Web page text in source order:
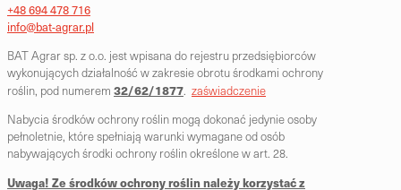
+48 694 478 716
info@bat-agrar.pl
BAT Agrar sp. z o.o. jest wpisana do rejestru przedsiębiorców
wykonujących działalność w zakresie obrotu środkami ochrony
roślin, pod numerem 32/62/1877. zaświadczenie
Nabycia środków ochrony roślin mogą dokonać jedynie osoby
pełnoletnie, które spełniają warunki wymagane od osób
nabywających środki ochrony roślin określone w art. 28.
Uwaga! Ze środków ochrony roślin należy korzystać z